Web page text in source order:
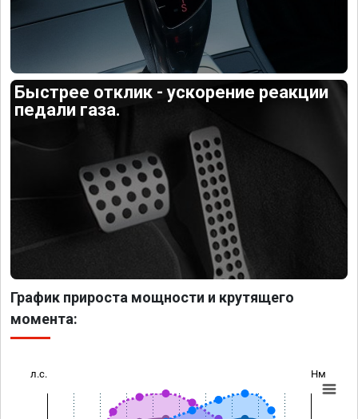
Быстрее отклик - ускорение реакции
педали газа.
График прироста мощности и крутящего
момента:
л.с. Нм